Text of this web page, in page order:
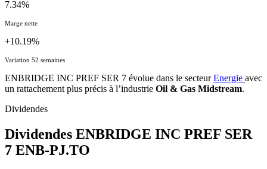
7.34%
Marge nette
+10.19%
Variation 52 semaines
ENBRIDGE INC PREF SER 7 évolue dans le secteurEnergie avec
un rattachement plus précis à l’industrie Oil & Gas Midstream.
Dividendes
Dividendes ENBRIDGE INC PREF SER
7 ENB-PJ.TO